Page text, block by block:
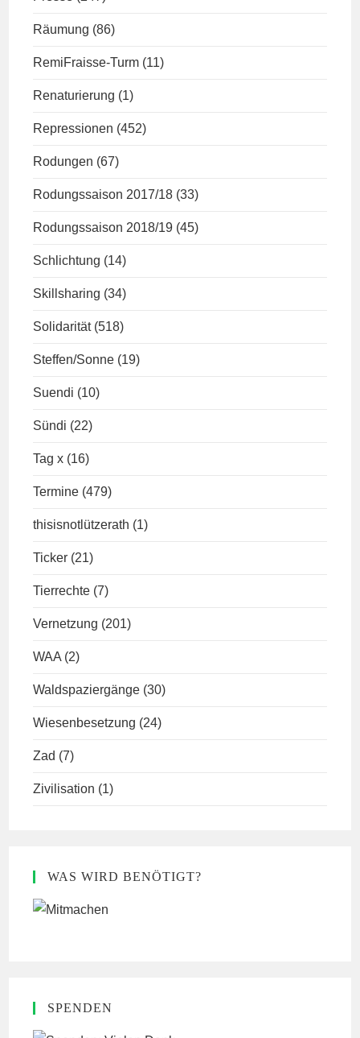
Räumung (86)
RemiFraisse-Turm (11)
Renaturierung (1)
Repressionen (452)
Rodungen (67)
Rodungssaison 2017/18 (33)
Rodungssaison 2018/19 (45)
Schlichtung (14)
Skillsharing (34)
Solidarität (518)
Steffen/Sonne (19)
Suendi (10)
Sündi (22)
Tag x (16)
Termine (479)
thisisnotlützerath (1)
Ticker (21)
Tierrechte (7)
Vernetzung (201)
WAA (2)
Waldspaziergänge (30)
Wiesenbesetzung (24)
Zad (7)
Zivilisation (1)
WAS WIRD BENÖTIGT?
SPENDEN